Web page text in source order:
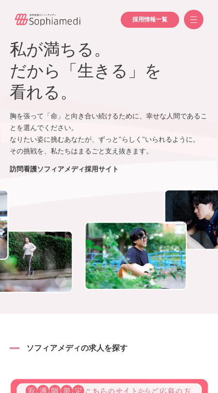
採用情報一覧
訪問看護ソフィアメディ採用サイト
私が満ちる。
だから「生きる」を
看れる。
胸を張って「命」と向き合い続けるために、幸せな人間であるこ
とを選んでください。
なりたい姿に挑むあなたが、ずっと"らしく"いられるように。
その挑戦を、私たちはまるごと支え抜きます。
ソフィアメディの求人を探す